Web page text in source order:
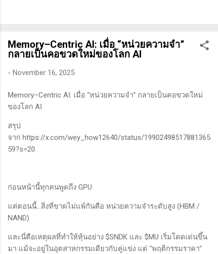
ในอนาคต การลงรายละเอียดในการวิเคราะห์นี้จะช่วยให้คุณ
สามารถเข้าใจตลาดและรู้จักจังหวะที่เหมาะสมในการเข้าเทรด . -
วิธีการที่พิสูจน์แล้วว่าทำเงินได้จริงและทำซ้ำได้ตลอด (Method):
การมีระบบหรือกลยุทธ์ที่ชัดเจนในการเทรดเป็นสิ่งสำคัญ เพราะจะ
ใช้ได้เมื่อตลาดมีการเปลี่ยนแปลง . - ความอดทน (Patience): การ
รอคอยและไม่รีบร้อนถือเป็นคุณสมบัติที่สำคัญในนักเทรด ความ
จังหวะที่ดี...
Memory–Centric AI: เมื่อ “หน่วยความจำ”
กลายเป็นคอขวดใหม่ของโลก AI
- November 16, 2025
Memory–Centric AI: เมื่อ “หน่วยความจำ” กลายเป็นคอขวดใหม่
ของโลก AI
สรุป
จาก https://x.com/wey_how12640/status/19902498517881365
59?s=20
ก่อนหน้านี้ทุกคนพูดถึง GPU
แต่ตอนนี้…สิ่งที่ขาดไม่แพ้กันคือ หน่วยความจำระดับสูง (HBM /
NAND)
และนี่คือเหตุผลที่ทำให้หุ้นอย่าง $SNDK และ $MU เริ่มโดดเด่นขึ้น
มา แม้จะอยู่ในอุตสาหกรรมเดียวกับคู่แข่ง แต่ “พฤติกรรมราคา”